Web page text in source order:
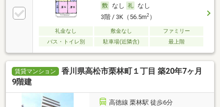
なし
なし
3階 / 3K（56.5m2）
礼金なし 敷金なし
ファミリー
バス・トイレ別
駐車場(近隣含) 最上階
賃貸マンション
香川県高松市栗林町１丁目 築20年7ヶ月
9階建
高徳線 栗林駅 徒歩6分